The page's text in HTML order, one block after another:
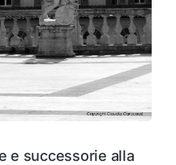
e successorie alla